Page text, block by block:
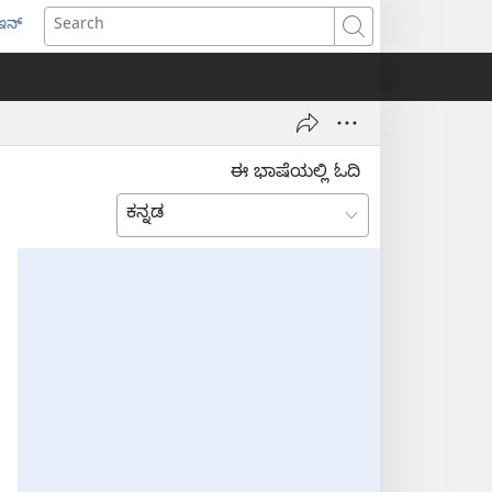
Search
ಈ ಭಾಷೆಯಲ್ಲಿ ಓದಿ